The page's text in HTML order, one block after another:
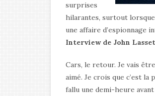
surprises
hilarantes, surtout
une affaire d’espionnage
Interview de John
Cars, le retour. Je vais
aimé. Je crois que c’est
fallu une demi-heure